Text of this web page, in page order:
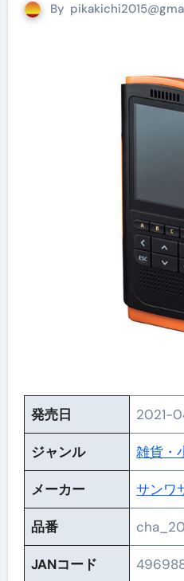
By
発売日 2021-
ジャンル 雑貨・
メーカー サンワ
品番
JANコード